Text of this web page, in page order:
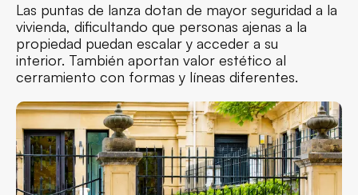
Las puntas de lanza dotan de mayor seguridad a la
vivienda, dificultando que personas ajenas a la
propiedad puedan escalar y acceder a su
interior. También aportan valor estético al
cerramiento con formas y líneas diferentes.